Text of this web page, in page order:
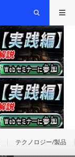
テクノロジー/製品